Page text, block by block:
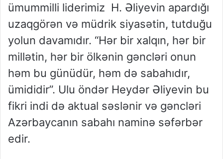
ümummilli liderimiz H. Əliyevin apardığı
uzaqgörən və müdrik siyasətin, tutduğu
yolun davamıdır. “Hər bir xalqın, hər bir
millətin, hər bir ölkənin gəncləri onun
həm bu günüdür, həm də sabahıdır,
ümididir”. Ulu öndər Heydər Əliyevin bu
fikri indi də aktual səslənir və gəncləri
Azərbaycanın sabahı naminə səfərbər
edir.